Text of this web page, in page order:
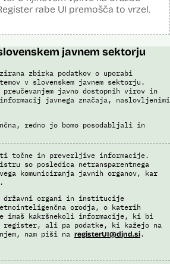
rabe UI premošča to vrzel.
javnem sektorju
zbirka podatkov o uporabi
v slovenskem javnem sektorju.
javno dostopnih virov in
javnega značaja, naslovljenimi
redno jo bomo posodabljali in
točne in preverljive informacije.
so posledica netransparentnega
komuniciranja javnih organov, kar
državni organi in institucije
orodja, o katerih
imaš kakršnekoli informacije, ki bi
ali pa podatke, ki kažejo na
nam piši na registerUI@djnd.si.